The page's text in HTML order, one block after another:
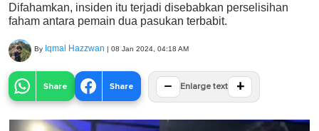
Difahamkan, insiden itu terjadi disebabkan perselisihan
faham antara pemain dua pasukan terbabit.
By Iqmal Hazzwan | 08 Jan 2024, 04:18 AM
Share Share − Enlarge text +